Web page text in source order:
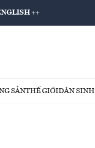
++
SẢNTHẾ GIỚIDÂN SINH